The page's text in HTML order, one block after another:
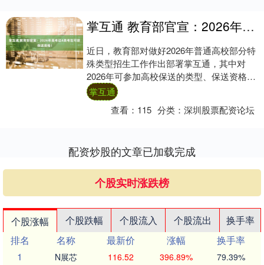
掌互通 教育部官宣：2026年高考这4类考生可获保送资格！
近日，教育部对做好2026年普通高校部分特
殊类型招生工作作出部署掌互通，其中对
2026年可参加高校保送的类型、保送资格、
录取要求予以明确。 哪些考生具备高校保
送....
掌互通
查看： 115 分类：深圳股票配资论坛
配资炒股的文章已加载完成
个股实时涨跌榜
个股涨幅 个股跌幅 个股流入 个股流出
换手率
排名
名称 最新价 涨幅
换手率
1
N展芯 116.52 396.89% 79.39%